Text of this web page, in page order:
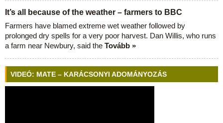
It’s all because of the weather – farmers to BBC
Farmers have blamed extreme wet weather followed by
prolonged dry spells for a very poor harvest. Dan Willis, who runs
a farm near Newbury, said the Tovább »
VIDEÓ: MATE – KARÁCSONYI ADOMÁNYOZÁS